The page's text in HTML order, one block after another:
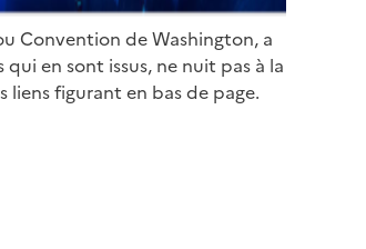
Convention de Washington, a
en sont issus, ne nuit pas à la
liens figurant en bas de page.